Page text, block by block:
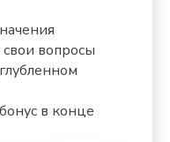
вопросы
в конце